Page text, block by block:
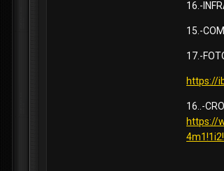
16.-
15.-
17.-
https://
16..-
https://